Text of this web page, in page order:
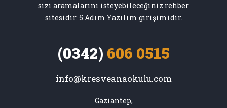
sizi aramalarını isteyebileceğiniz rehber
sitesidir. 5 Adım Yazılım girişimidir.
(0342) 606 0515
info@kresveanaokulu.com
Gaziantep,